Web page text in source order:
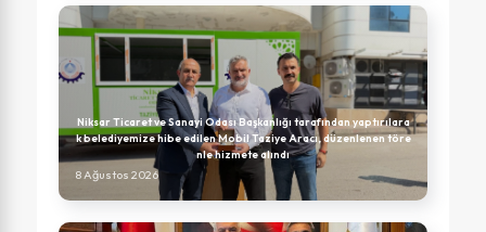
Niksar Ticaret ve Sanayi Odası Başkanlığı tarafından yaptırılara
k belediyemize hibe edilen Mobil Taziye Aracı, düzenlenen töre
nle hizmete alındı
8 Ağustos 2026